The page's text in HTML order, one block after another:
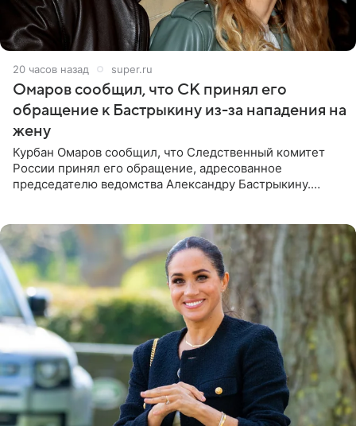
20 часов назад super.ru
Омаров сообщил, что СК принял его
обращение к Бастрыкину из-за нападения на
жену
Курбан Омаров сообщил, что Следственный комитет
России принял его обращение, адресованное
председателю ведомства Александру Бастрыкину.